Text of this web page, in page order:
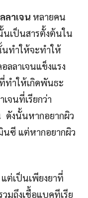
ลาเจน หลายคน
นเป็นสารตั้งต้นใน
นทำให้จะทำให้
ลลาเจนแข็งแรง
ทำให้เกิดพันธะ
จนที่เรียกว่า
ดังนั้นหากอยากผิว
นซี แต่หากอยากผิว
แต่เป็นเพียงยาที่
มถึงเชื้อแบคทีเรีย